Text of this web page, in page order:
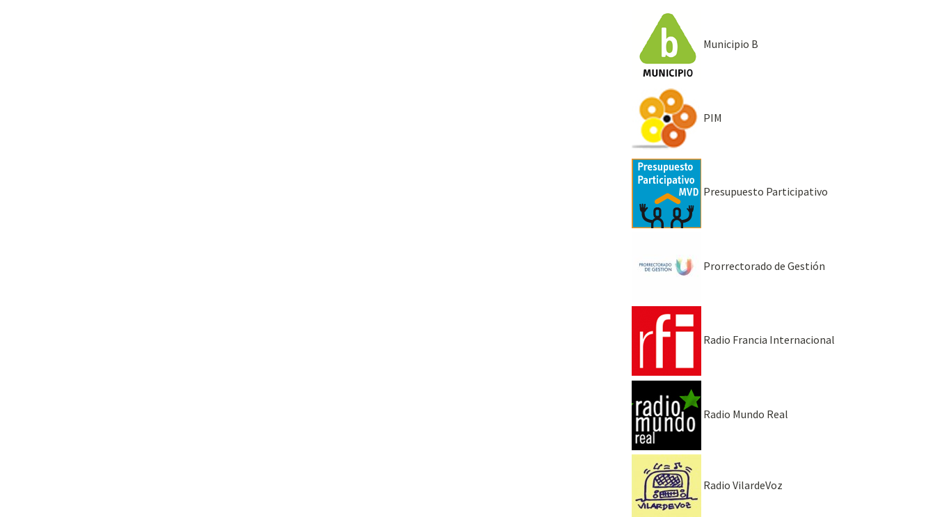
Municipio B
PIM
Presupuesto Participativo
Prorrectorado de Gestión
Radio Francia Internacional
Radio Mundo Real
Radio VilardeVoz